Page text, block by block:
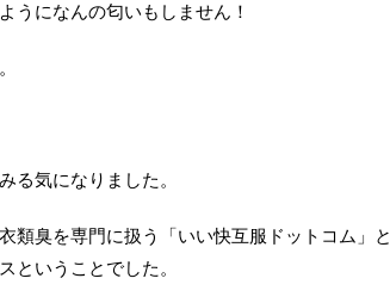
うになんの匂いもしません！
る気になりました。
類臭を専門に扱う「いい快互服ドットコム」と
ということでした。